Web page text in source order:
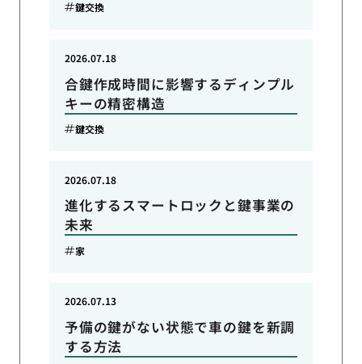
鍵交換
合鍵作成時間に影響するディンプル
キーの精密構造
2026.07.18
鍵交換
進化するスマートロックと鍵事業の
未来
2026.07.18
家
予備の鍵がない状態で車の鍵を新調
する方法
2026.07.13